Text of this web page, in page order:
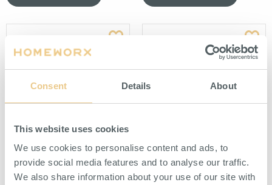
Consent Details About
This website uses cookies
We use cookies to personalise content and ads, to
provide social media features and to analyse our traffic.
We also share information about your use of our site with
Pack Svart
perforerad panel.
Pack Svart
perforerad panel.